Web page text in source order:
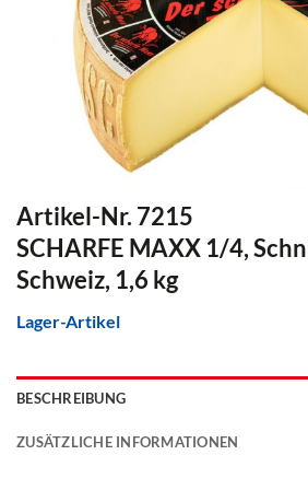
Artikel-Nr. 7215
SCHARFE MAXX 1/4,
Schweiz, 1,6 kg
Lager-Artikel
BESCHREIBUNG
ZUSÄTZLICHE INFORMATIONEN